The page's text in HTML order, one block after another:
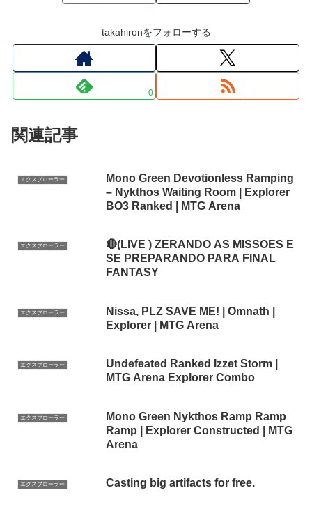
takahironをフォローする
0
関連記事
エクスプローラー
Mono Green Devotionless Ramping
– Nykthos Waiting Room | Explorer
BO3 Ranked | MTG Arena
エクスプローラー
🔴(LIVE ) ZERANDO AS MISSOES E
SE PREPARANDO PARA FINAL
FANTASY
エクスプローラー
Nissa, PLZ SAVE ME! | Omnath |
Explorer | MTG Arena
エクスプローラー
Undefeated Ranked Izzet Storm |
MTG Arena Explorer Combo
エクスプローラー
Mono Green Nykthos Ramp Ramp
Ramp | Explorer Constructed | MTG
Arena
エクスプローラー Casting big artifacts for free.